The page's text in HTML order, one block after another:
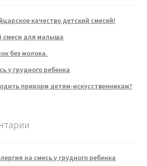
качество детский смесей!
смеси для малыша
без молока.
у грудного ребенка
прикорм детям-искусственникам?
на смесь у грудного ребенка